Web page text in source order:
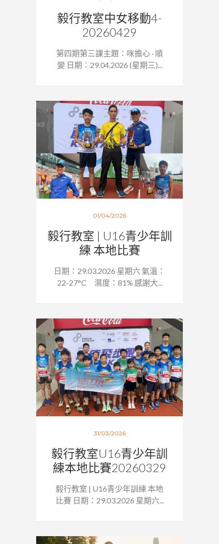
毅行教室中女移動4-
20260429
第四期第三課主題：咪擔心 · 順
變 日期：29.04.2026 (星期三)...
01/04/2026
毅行教室 | U16青少年訓
練 本地比賽
日期：29.03.2026 星期六 氣溫：
22-27°C 濕度：81% 感謝大...
31/03/2026
毅行教室U16青少年訓
練本地比賽20260329
毅行教室 | U16青少年訓練 本地
比賽 日期：29.03.2026 星期六...